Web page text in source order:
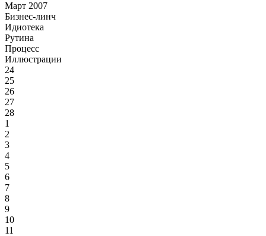
Март 2007
Бизнес-линч
Идиотека
Рутина
Процесс
Иллюстрации
24
25
26
27
28
1
2
3
4
5
6
7
8
9
10
11